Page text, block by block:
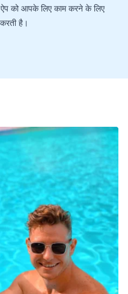
को आपके लिए काम करने के लिए
है।